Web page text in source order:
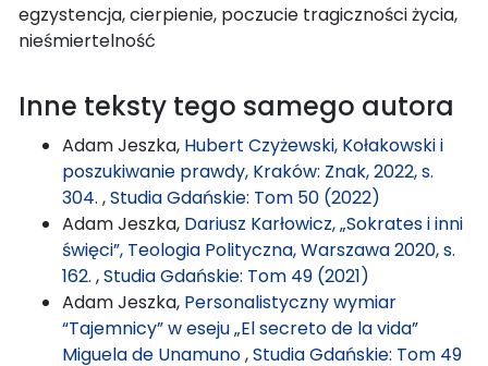
egzystencja, cierpienie, poczucie tragiczności życia,
nieśmiertelność
Inne teksty tego samego autora
Adam Jeszka, Hubert Czyżewski, Kołakowski i
poszukiwanie prawdy, Kraków: Znak, 2022, s.
304. ,Studia Gdańskie: Tom 50 (2022)
Adam Jeszka, Dariusz Karłowicz, „Sokrates i inni
święci”, Teologia Polityczna, Warszawa 2020, s.
162. ,Studia Gdańskie: Tom 49 (2021)
Adam Jeszka, Personalistyczny wymiar
“Tajemnicy” w eseju „El secreto de la vida”
Miguela de Unamuno,Studia Gdańskie: Tom 49